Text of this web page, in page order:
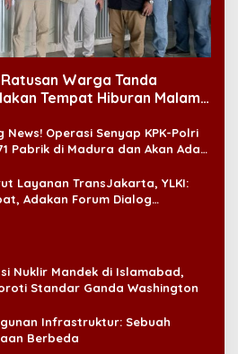
Warga Tanda
Tempat Hiburan Malam
News! Operasi Senyap KPK-Polri
Pabrik di Madura dan Akan Ada
Layanan TransJakarta, YLKI:
Adakan Forum Dialog
Nuklir Mandek di Islamabad,
Standar Ganda Washington
Infrastruktur: Sebuah
Berbeda